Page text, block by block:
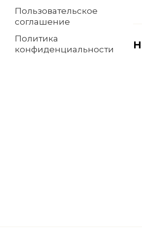
Пользовательское
соглашение
Политика
конфиденциальности